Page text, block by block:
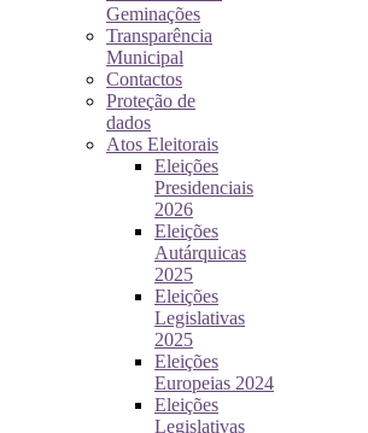
Geminações
Transparência
Municipal
Contactos
Proteção de
dados
Atos Eleitorais
Eleições
Presidenciais
2026
Eleições
Autárquicas
2025
Eleições
Legislativas
2025
Eleições
Europeias 2024
Eleições
Legislativas